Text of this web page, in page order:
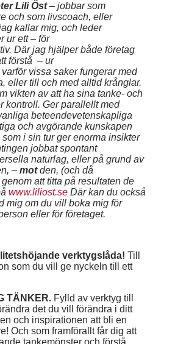
Lili Öst– jobbar som
och som livscoach, eller
kallar mig, och leder
ur ett – för
Där jag hjälper både företag
förstå – ur
vissa saker fungerar med
eller till och med alltid krånglar.
vikten av att ha sina tanke- och
kontroll. Ger parallellt med
beteendevetenskapliga
och avgörande kunskapen
i sin tur ger enorma insikter
jobbat spontant
naturlag, eller på grund av
– motden, (och då
att titta på resultaten de
www.liliost.se Där kan du också
mig om du vill boka mig för
eller för företaget.
verktygslåda! Till
som du vill ge nyckeln till ett
TÄNKER. Fylld av verktyg till
det du vill förändra i ditt
och inspirationen att bli en
Och som framförallt får dig att
tankemönster och förstå